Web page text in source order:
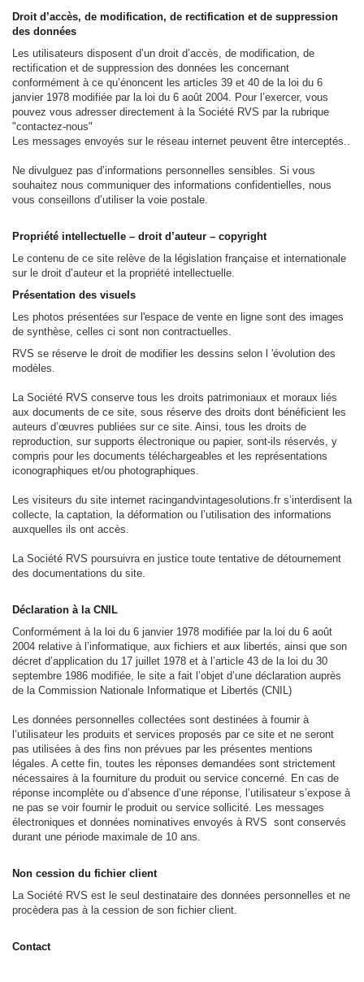
Droit d’accès, de modification, de rectification et de suppression
des données
Les utilisateurs disposent d’un droit d’accès, de modification, de
rectification et de suppression des données les concernant
conformément à ce qu’énoncent les articles 39 et 40 de la loi du 6
janvier 1978 modifiée par la loi du 6 août 2004. Pour l’exercer, vous
pouvez vous adresser directement à la Société RVS par la rubrique
"contactez-nous"
Les messages envoyés sur le réseau internet peuvent être interceptés..
Ne divulguez pas d’informations personnelles sensibles. Si vous
souhaitez nous communiquer des informations confidentielles, nous
vous conseillons d’utiliser la voie postale.
Propriété intellectuelle – droit d’auteur – copyright
Le contenu de ce site relève de la législation française et internationale
sur le droit d’auteur et la propriété intellectuelle.
Présentation des visuels
Les photos présentées sur l'espace de vente en ligne sont des images
de synthèse, celles ci sont non contractuelles.
RVS se réserve le droit de modifier les dessins selon l 'évolution des
modèles.
La Société RVS conserve tous les droits patrimoniaux et moraux liés
aux documents de ce site, sous réserve des droits dont bénéficient les
auteurs d’œuvres publiées sur ce site. Ainsi, tous les droits de
reproduction, sur supports électronique ou papier, sont-ils réservés, y
compris pour les documents téléchargeables et les représentations
iconographiques et/ou photographiques.
Les visiteurs du site internet racingandvintagesolutions.fr s’interdisent la
collecte, la captation, la déformation ou l’utilisation des informations
auxquelles ils ont accès.
La Société RVS poursuivra en justice toute tentative de détournement
des documentations du site.
Déclaration à la CNIL
Conformément à la loi du 6 janvier 1978 modifiée par la loi du 6 août
2004 relative à l’informatique, aux fichiers et aux libertés, ainsi que son
décret d’application du 17 juillet 1978 et à l’article 43 de la loi du 30
septembre 1986 modifiée, le site a fait l’objet d’une déclaration auprès
de la Commission Nationale Informatique et Libertés (CNIL)
Les données personnelles collectées sont destinées à fournir à
l’utilisateur les produits et services proposés par ce site et ne seront
pas utilisées à des fins non prévues par les présentes mentions
légales. A cette fin, toutes les réponses demandées sont strictement
nécessaires à la fourniture du produit ou service concerné. En cas de
réponse incomplète ou d’absence d’une réponse, l’utilisateur s’expose à
ne pas se voir fournir le produit ou service sollicité. Les messages
électroniques et données nominatives envoyés à RVS sont conservés
durant une période maximale de 10 ans.
Non cession du fichier client
La Société RVS est le seul destinataire des données personnelles et ne
procèdera pas à la cession de son fichier client.
Contact